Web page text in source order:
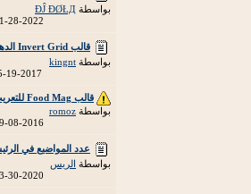
بواسطة ÐĴ ÐØŁД
28-2022
قالب Invert Grid الدهبي مجانا...
بواسطة kingnt
19-2017
قالب Food Mag للتعريب
بواسطة romoz
08-2016
عدد المواضيع في
بواسطة الريس
30-2020